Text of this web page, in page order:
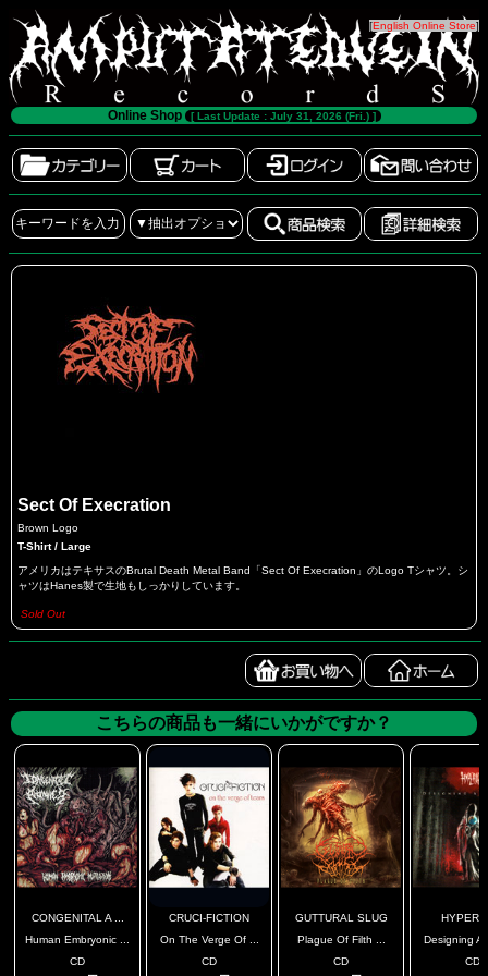
[English Online Store]
Online Shop [ Last Update : July 31, 2026 (Fri.) ]
Sect Of Execration
Brown Logo
T-Shirt / Large
アメリカはテキサスのBrutal Death Metal Band「Sect Of Execration」のLogo Tシャツ。シ
ャツはHanes製で生地もしっかりしています。
Sold Out
こちらの商品も一緒にいかがですか？
CONGENITAL A ...
Human Embryonic ...
CD
CRUCI-FICTION
On The Verge Of ...
CD
GUTTURAL SLUG
Plague Of Filth ...
CD
Designing
CD